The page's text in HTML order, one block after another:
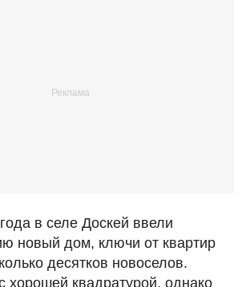
в селе Доскей ввели
новый дом, ключи от квартир
десятков новоселов.
хорошей квадратурой, однако